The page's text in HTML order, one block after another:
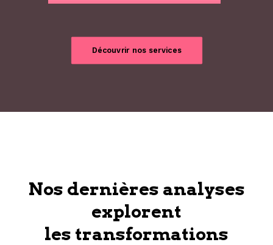
Découvrir nos services
Nos dernières analyses
explorent
les transformations